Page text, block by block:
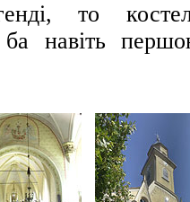
то
ба навіть